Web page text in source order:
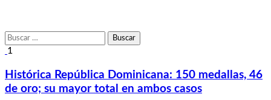
Buscar:
1
Histórica República Dominicana: 150 medallas, 46
de oro; su mayor total en ambos casos